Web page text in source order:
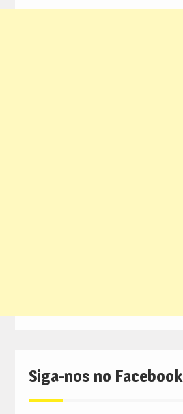
Siga-nos no Facebook